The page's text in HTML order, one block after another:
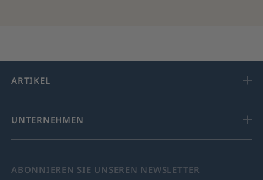
ARTIKEL
UNTERNEHMEN
ABONNIEREN SIE UNSEREN NEWSLETTER